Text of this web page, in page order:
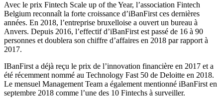
Avec le prix Fintech Scale up of the Year, l’association Fintech
Belgium reconnaît la forte croissance d’iBanFirst ces dernières
années. En 2018, l’entreprise bruxelloise a ouvert un bureau à
Anvers. Depuis 2016, l’effectif d’iBanFirst est passé de 16 à 90
personnes et doublera son chiffre d’affaires en 2018 par rapport à
2017.
IBanFirst a déjà reçu le prix de l’innovation financière en 2017 et a
été récemment nommé au Technology Fast 50 de Deloitte en 2018.
Le mensuel Management Team a également mentionné iBanFirst en
septembre 2018 comme l’une des 10 Fintechs à surveiller.